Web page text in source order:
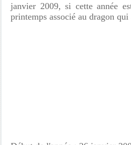
janvier 2009, si cette année
printemps associé au dragon